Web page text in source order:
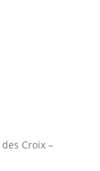
Croix –